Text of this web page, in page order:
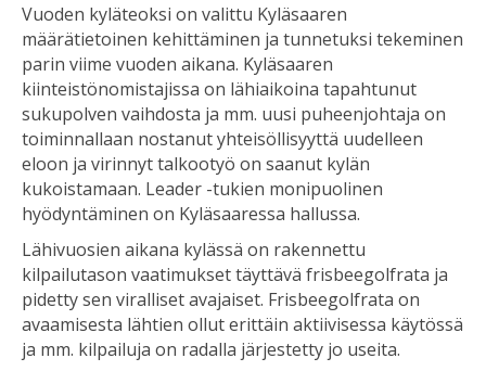
Vuoden kyläteoksi on valittu Kyläsaaren
määrätietoinen kehittäminen ja tunnetuksi tekeminen
parin viime vuoden aikana. Kyläsaaren
kiinteistönomistajissa on lähiaikoina tapahtunut
sukupolven vaihdosta ja mm. uusi puheenjohtaja on
toiminnallaan nostanut yhteisöllisyyttä uudelleen
eloon ja virinnyt talkootyö on saanut kylän
kukoistamaan. Leader -tukien monipuolinen
hyödyntäminen on Kyläsaaressa hallussa.
Lähivuosien aikana kylässä on rakennettu
kilpailutason vaatimukset täyttävä frisbeegolfrata ja
pidetty sen viralliset avajaiset. Frisbeegolfrata on
avaamisesta lähtien ollut erittäin aktiivisessa käytössä
ja mm. kilpailuja on radalla järjestetty jo useita.